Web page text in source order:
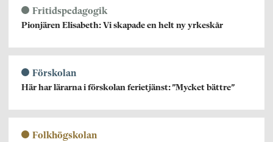
Fritidspedagogik
Pionjären Elisabeth: Vi skapade en helt ny yrkeskår
Förskolan
Här har lärarna i förskolan ferietjänst: ”Mycket bättre”
Folkhögskolan